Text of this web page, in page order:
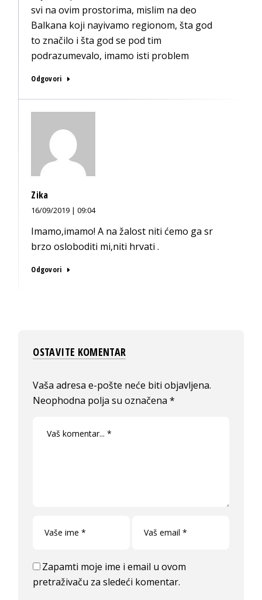
svi na ovim prostorima, mislim na deo
Balkana koji nayivamo regionom, šta god
to značilo i šta god se pod tim
podrazumevalo, imamo isti problem
Odgovori
Zika
16/09/2019 | 09:04
Imamo,imamo! A na žalost niti ćemo ga sr
brzo osloboditi mi,niti hrvati .
Odgovori
OSTAVITE KOMENTAR
Vaša adresa e-pošte neće biti objavljena.
Neophodna polja su označena*
Zapamti moje ime i email u ovom
pretraživaču za sledeći komentar.